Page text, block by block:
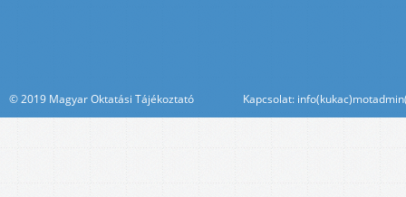
© 2019 Magyar Oktatási Tájékoztató Kapcsolat: